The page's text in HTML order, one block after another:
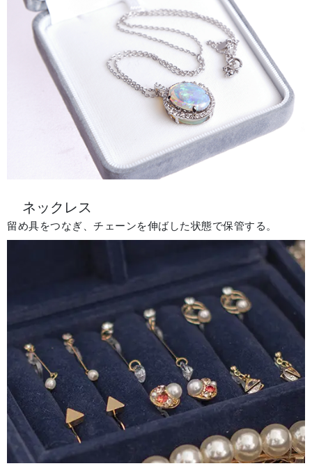
ネックレス
留め具をつなぎ、チェーンを伸ばした状態で保管する。